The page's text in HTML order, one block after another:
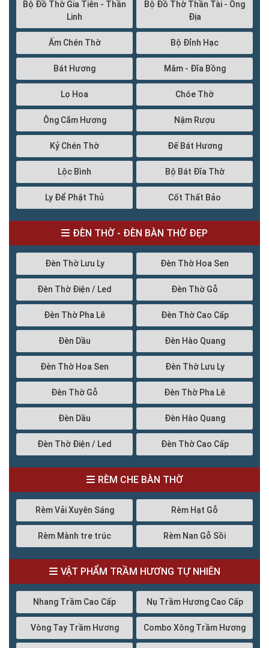
Bộ Đồ Thờ Gia Tiên - Thần
Linh
Bộ Đồ Thờ Thần Tài - Ông
Địa
Ấm Chén Thờ Bộ Đỉnh Hạc
Bát Hương Mâm - Đĩa Bồng
Lọ Hoa Chóe Thờ
Ông Cắm Hương Nậm Rượu
Kỷ Chén Thờ Đế Bát Hương
Lộc Bình Bộ Bát Đĩa Thờ
Ly Để Phật Thủ Cốt Thất Bảo
ĐÈN THỜ - ĐÈN BÀN THỜ ĐẸP
Đèn Thờ Lưu Ly Đèn Thờ Hoa Sen
Đèn Thờ Điện / Led Đèn Thờ Gỗ
Đèn Thờ Pha Lê Đèn Thờ Cao Cấp
Đèn Dầu Đèn Hào Quang
Đèn Thờ Hoa Sen Đèn Thờ Lưu Ly
Đèn Thờ Gỗ Đèn Thờ Pha Lê
Đèn Dầu Đèn Hào Quang
Đèn Thờ Điện / Led Đèn Thờ Cao Cấp
RÈM CHE BÀN THỜ
Rèm Vải Xuyên Sáng Rèm Hạt Gỗ
Rèm Mành tre trúc Rèm Nan Gỗ Sồi
VẬT PHẨM TRẦM HƯƠNG TỰ NHIÊN
Nhang Trầm Cao Cấp Nụ Trầm Hương Cao Cấp
Vòng Tay Trầm Hương Combo Xông Trầm Hương